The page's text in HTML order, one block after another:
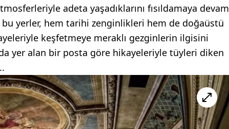
adeta yaşadıklarını fısıldamaya devam
yerler, hem tarihi zenginlikleri hem de doğaüstü
keşfetmeye meraklı gezginlerin ilgisini
yer alan bir posta göre hikayeleriyle tüyleri diken